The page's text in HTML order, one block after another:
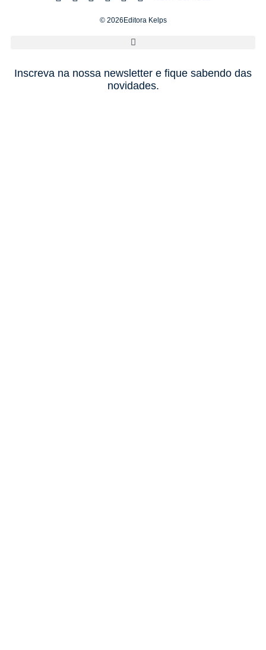
© 2026Editora Kelps
Inscreva na nossa newsletter e fique sabendo das
novidades.